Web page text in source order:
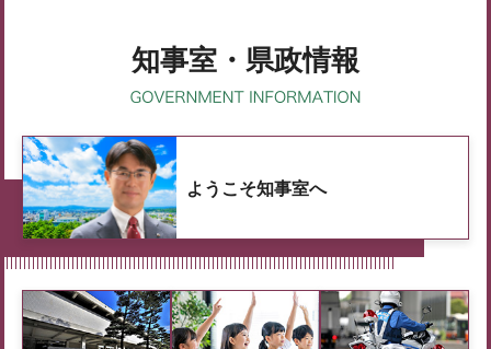
知事室・県政情報
ようこそ知事室へ